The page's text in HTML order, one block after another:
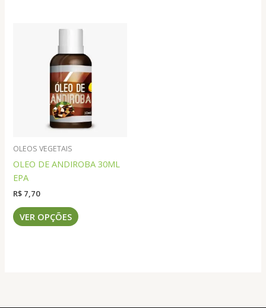
As
opções
podem
ser
escolhidas
na
página
do
OLEOS VEGETAIS
OLEO DE ANDIROBA 30ML
EPA
R$ 7,70
VER OPÇÕES produto